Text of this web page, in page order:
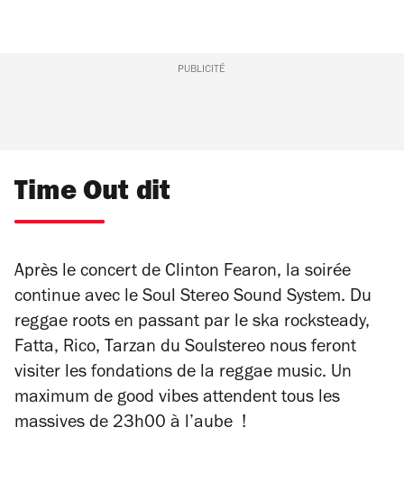
PUBLICITÉ
Time Out dit
Après le concert de Clinton Fearon, la soirée
continue avec le Soul Stereo Sound System. Du
reggae roots en passant par le ska rocksteady,
Fatta, Rico, Tarzan du Soulstereo nous feront
visiter les fondations de la reggae music. Un
maximum de good vibes attendent tous les
massives de 23h00 à l’aube !